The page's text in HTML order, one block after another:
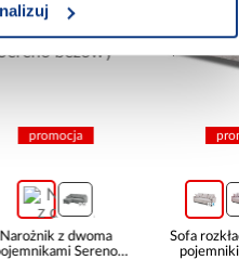
promocja
Narożnik z dwoma
Sereno
Sofa